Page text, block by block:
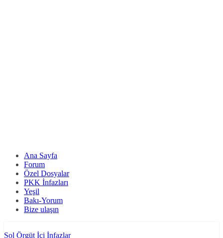
Ana Sayfa
Forum
Özel Dosyalar
PKK İnfazları
Yeşil
Bakı-Yorum
Bize ulaşın
Sol Örgüt İçi İnfazlar